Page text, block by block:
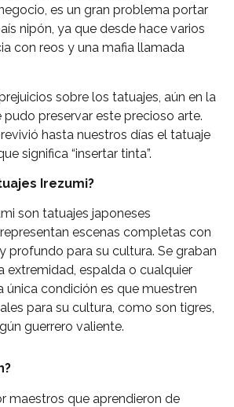
es un gran problema portar
nipón, ya que desde hace varios
con reos y una mafia llamada
sobre los tatuajes, aún en la
pudo preservar este precioso arte.
hasta nuestros días el tatuaje
significa “insertar tinta”.
Irezumi?
son tatuajes japoneses
escenas completas con
profundo para su cultura. Se graban
extremidad, espalda o cualquier
única condición es que muestren
para su cultura, como son tigres,
guerrero valiente.
maestros que aprendieron de